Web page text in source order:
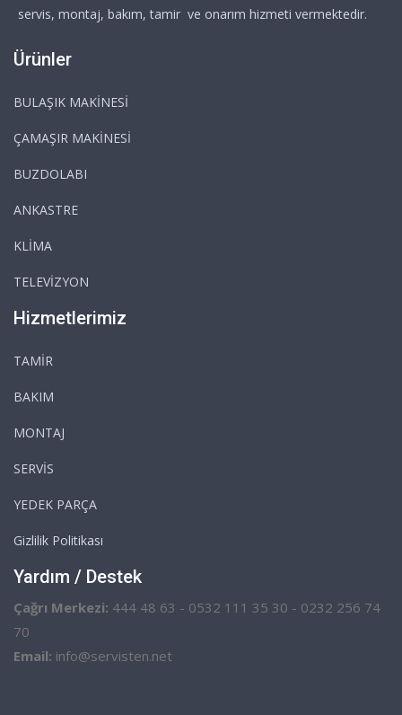
servis, montaj, bakım, tamir ve onarım hizmeti vermektedir.
Ürünler
BULAŞIK MAKİNESİ
ÇAMAŞIR MAKİNESİ
BUZDOLABI
ANKASTRE
KLİMA
TELEVİZYON
Hizmetlerimiz
TAMİR
BAKIM
MONTAJ
SERVİS
YEDEK PARÇA
Gizlilik Politikası
Yardım / Destek
Çağrı Merkezi: 444 48 63 - 0532 111 35 30 - 0232 256 74
70
Email: info@servisten.net